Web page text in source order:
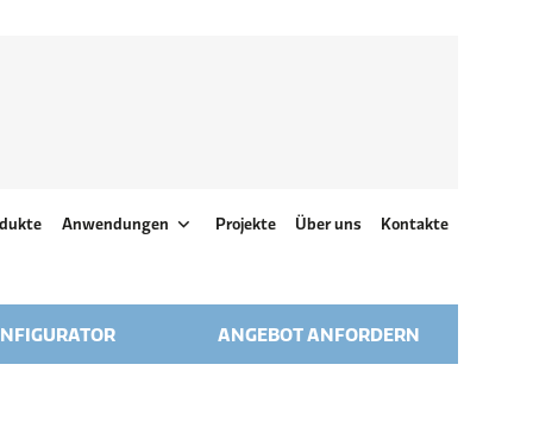
Anwendungen Projekte Über uns Kontakte
ANGEBOT ANFORDERN